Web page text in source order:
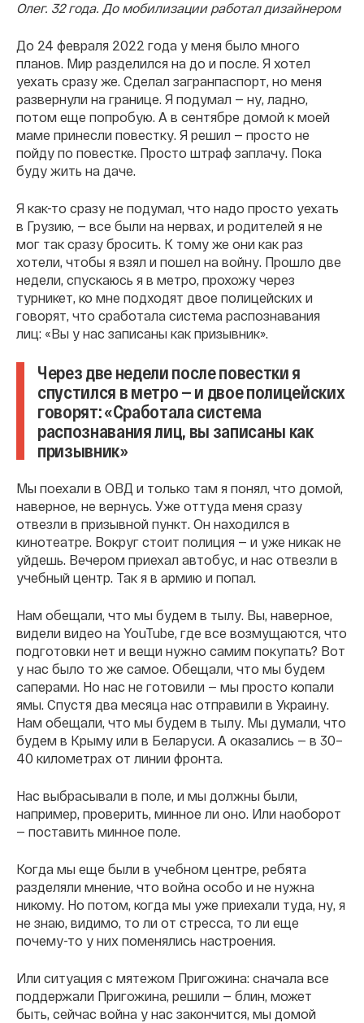
Олег. 32 года. До мобилизации работал дизайнером
До 24 февраля 2022 года у меня было много
планов. Мир разделился на до и после. Я хотел
уехать сразу же. Сделал загранпаспорт, но меня
развернули на границе. Я подумал — ну, ладно,
потом еще попробую. А в сентябре домой к моей
маме принесли повестку. Я решил — просто не
пойду по повестке. Просто штраф заплачу. Пока
буду жить на даче.
Я как-то сразу не подумал, что надо просто уехать
в Грузию, — все были на нервах, и родителей я не
мог так сразу бросить. К тому же они как раз
хотели, чтобы я взял и пошел на войну. Прошло две
недели, спускаюсь я в метро, прохожу через
турникет, ко мне подходят двое полицейских и
говорят, что сработала система распознавания
лиц: «Вы у нас записаны как призывник».
Через две недели после повестки я
спустился в метро — и двое полицейских
говорят: «Сработала система
распознавания лиц, вы записаны как
призывник»
Мы поехали в ОВД и только там я понял, что домой,
наверное, не вернусь. Уже оттуда меня сразу
отвезли в призывной пункт. Он находился в
кинотеатре. Вокруг стоит полиция — и уже никак не
уйдешь. Вечером приехал автобус, и нас отвезли в
учебный центр. Так я в армию и попал.
Нам обещали, что мы будем в тылу. Вы, наверное,
видели видео на YouTube, где все возмущаются, что
подготовки нет и вещи нужно самим покупать? Вот
у нас было то же самое. Обещали, что мы будем
саперами. Но нас не готовили — мы просто копали
ямы. Спустя два месяца нас отправили в Украину.
Нам обещали, что мы будем в тылу. Мы думали, что
будем в Крыму или в Беларуси. А оказались — в 30–
40 километрах от линии фронта.
Нас выбрасывали в поле, и мы должны были,
например, проверить, минное ли оно. Или наоборот
— поставить минное поле.
Когда мы еще были в учебном центре, ребята
разделяли мнение, что война особо и не нужна
никому. Но потом, когда мы уже приехали туда, ну, я
не знаю, видимо, то ли от стресса, то ли еще
почему-то у них поменялись настроения.
Или ситуация с мятежом Пригожина: сначала все
поддержали Пригожина, решили — блин, может
быть, сейчас война у нас закончится, мы домой